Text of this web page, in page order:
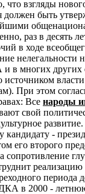
что взгляды
быть
раз в десять
в ходе
многих других
При этом
Все народы
свой
развитие.
кандидату -
его второго
сопротивление
2000 - летнюю